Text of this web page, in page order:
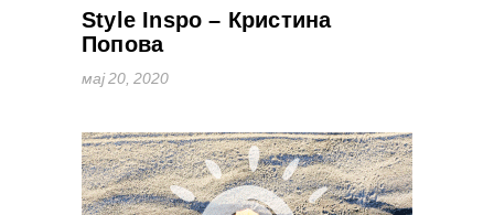
Style Inspo – Кристина
Попова
мај 20, 2020